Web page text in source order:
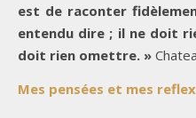
est de raconter
entendu dire ; il ne doit
doit rien omettre. »
Mes pensées et mes